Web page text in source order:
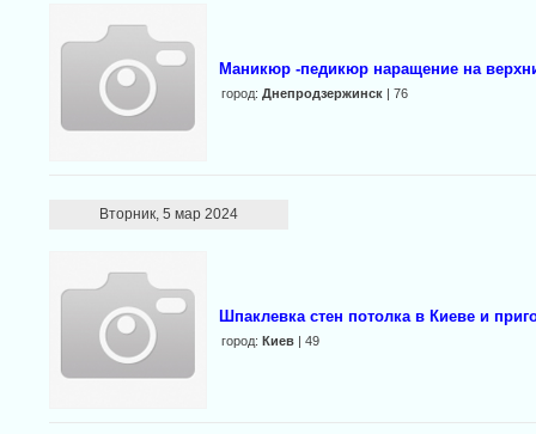
Маникюр -педикюр наращение на
город: Днепродзержинск| 76
Вторник, 5 мар 2024
Шпаклевка стен потолка в Киеве и
город: Киев| 49